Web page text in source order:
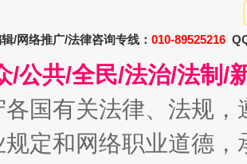
/网络推广/法律咨询专线： 010-89525216
/公共/全民/法治/法制/
各国有关法律、法规
定和网络职业道德